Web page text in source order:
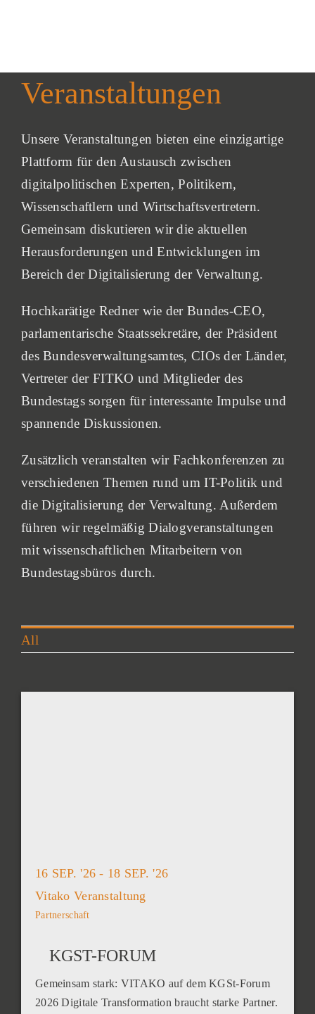
Veranstaltungen
Unsere Veranstaltungen bieten eine einzigartige
Plattform für den Austausch zwischen
digitalpolitischen Experten, Politikern,
Wissenschaftlern und Wirtschaftsvertretern.
Gemeinsam diskutieren wir die aktuellen
Herausforderungen und Entwicklungen im
Bereich der Digitalisierung der Verwaltung.
Hochkarätige Redner wie der Bundes-CEO,
parlamentarische Staatssekretäre, der Präsident
des Bundesverwaltungsamtes, CIOs der Länder,
Vertreter der FITKO und Mitglieder des
Bundestags sorgen für interessante Impulse und
spannende Diskussionen.
Zusätzlich veranstalten wir Fachkonferenzen zu
verschiedenen Themen rund um IT-Politik und
die Digitalisierung der Verwaltung. Außerdem
führen wir regelmäßig Dialogveranstaltungen
mit wissenschaftlichen Mitarbeitern von
Bundestagsbüros durch.
All
16 SEP. '26 - 18 SEP. '26
Vitako Veranstaltung
Partnerschaft
KGST-FORUM
Gemeinsam stark: VITAKO auf dem KGSt-Forum
2026 Digitale Transformation braucht starke Partner.